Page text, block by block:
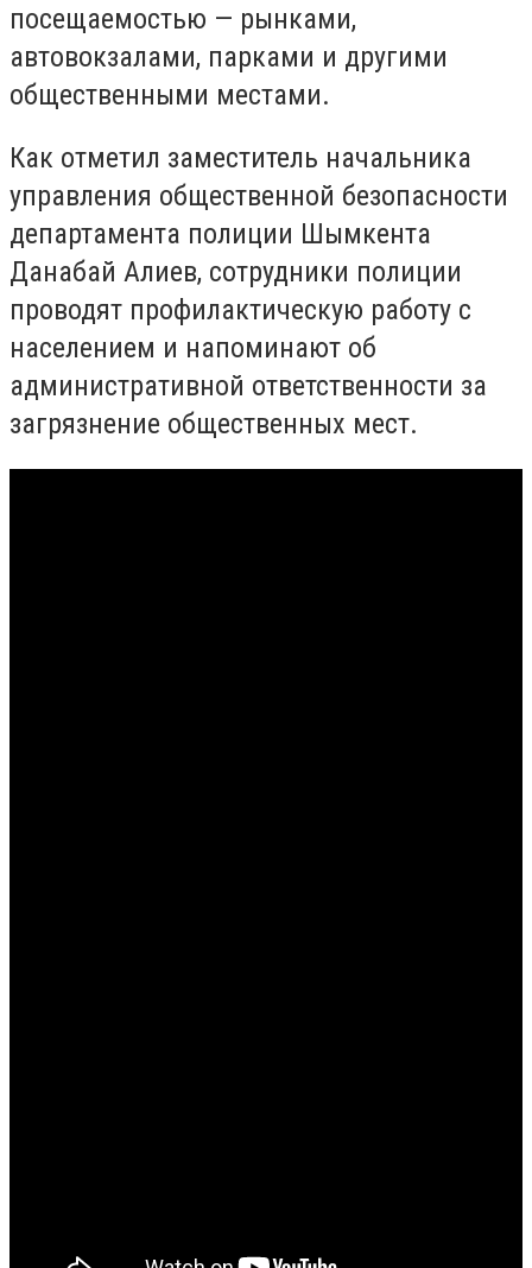
посещаемостью — рынками,
автовокзалами, парками и другими
общественными местами.
Как отметил заместитель начальника
управления общественной безопасности
департамента полиции Шымкента
Данабай Алиев, сотрудники полиции
проводят профилактическую работу с
населением и напоминают об
административной ответственности за
загрязнение общественных мест.